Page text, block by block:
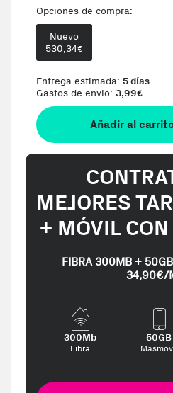
Opciones de compra:
Nuevo
530,34€
Entrega estimada: 5 días
Gastos de envio: 3,99€
Añadir al
MEJORES
+ MÓVIL CON
FIBRA 300MB +
34,90€/
300Mb
Fibra
50GB